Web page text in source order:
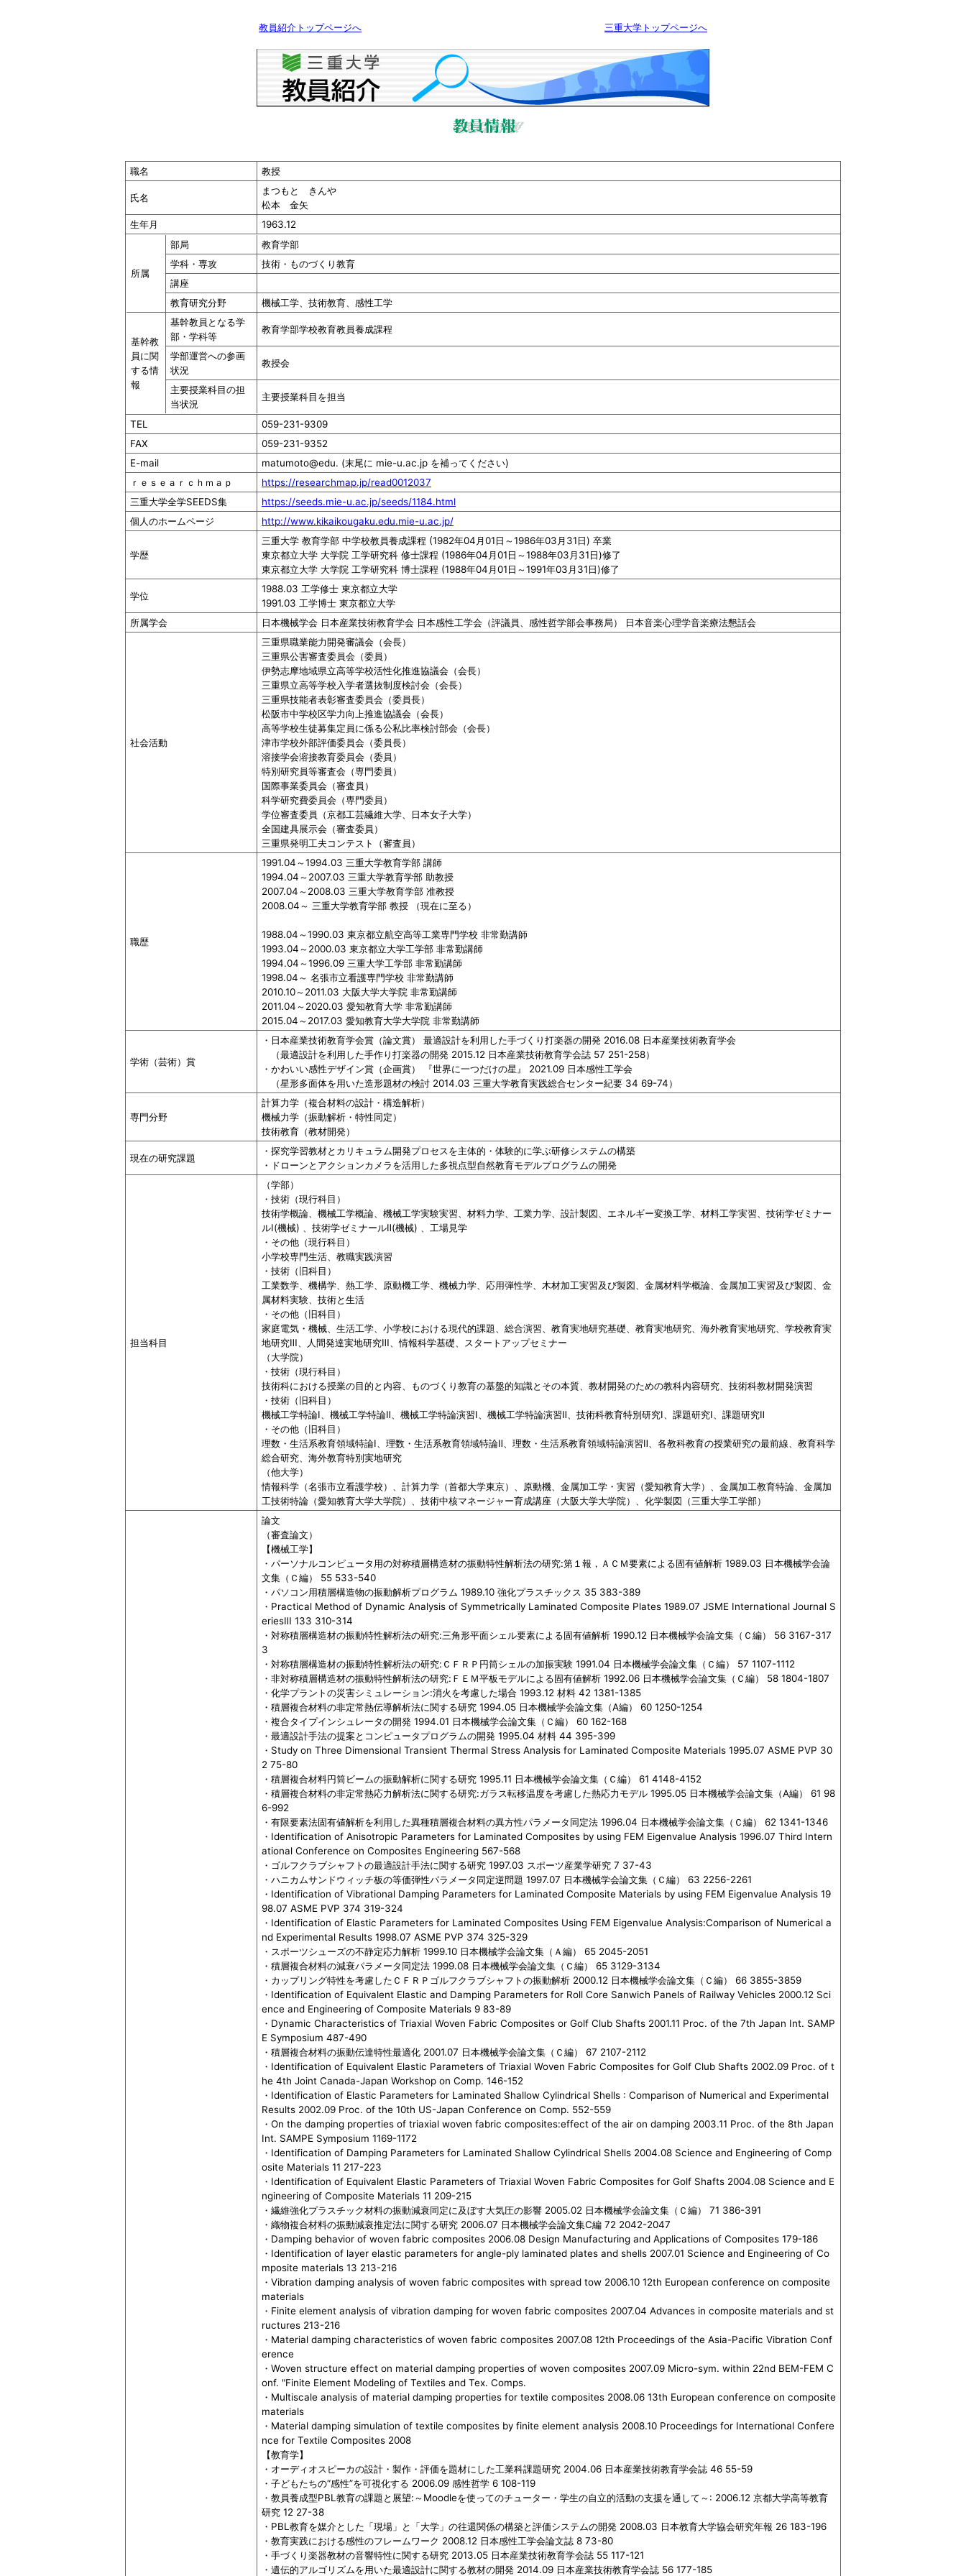
教員紹介トップページへ 三重大学トップページへ
職名 教授
氏名
まつもと きんや
松本 金矢
生年月
1963.12
所属
部局
教育学部
学科・専攻
技術・ものづくり教育
講座
教育研究分野
機械工学、技術教育、感性工学
基幹教
員に関
する情
報
基幹教員となる学
部・学科等
教育学部学校教育教員養成課程
学部運営への参画
状況
教授会
主要授業科目の担
当状況
主要授業科目を担当
TEL
059-231-9309
FAX
059-231-9352
E-mail
matumoto@edu. (末尾に mie-u.ac.jp を補ってください)
ｒｅｓｅａｒｃｈｍａｐ
https://researchmap.jp/read0012037
三重大学全学SEEDS集
https://seeds.mie-u.ac.jp/seeds/1184.html
個人のホームページ
http://www.kikaikougaku.edu.mie-u.ac.jp/
学歴
三重大学 教育学部 中学校教員養成課程 (1982年04月01日～1986年03月31日) 卒業
東京都立大学 大学院 工学研究科 修士課程 (1986年04月01日～1988年03月31日)修了
東京都立大学 大学院 工学研究科 博士課程 (1988年04月01日～1991年03月31日)修了
学位
1988.03 工学修士 東京都立大学
1991.03 工学博士 東京都立大学
所属学会
日本機械学会 日本産業技術教育学会 日本感性工学会（評議員、感性哲学部会事務局） 日本音楽心理学音楽療法懇話会
社会活動
三重県職業能力開発審議会（会長）
三重県公害審査委員会（委員）
伊勢志摩地域県立高等学校活性化推進協議会（会長）
三重県立高等学校入学者選抜制度検討会（会長）
三重県技能者表彰審査委員会（委員長）
松阪市中学校区学力向上推進協議会（会長）
高等学校生徒募集定員に係る公私比率検討部会（会長）
津市学校外部評価委員会（委員長）
溶接学会溶接教育委員会（委員）
特別研究員等審査会（専門委員）
国際事業委員会（審査員）
科学研究費委員会（専門委員）
学位審査委員（京都工芸繊維大学、日本女子大学）
全国建具展示会（審査委員）
三重県発明工夫コンテスト（審査員）
職歴
1991.04～1994.03 三重大学教育学部 講師
1994.04～2007.03 三重大学教育学部 助教授
2007.04～2008.03 三重大学教育学部 准教授
2008.04～ 三重大学教育学部 教授 （現在に至る）
1988.04～1990.03 東京都立航空高等工業専門学校 非常勤講師
1993.04～2000.03 東京都立大学工学部 非常勤講師
1994.04～1996.09 三重大学工学部 非常勤講師
1998.04～ 名張市立看護専門学校 非常勤講師
2010.10～2011.03 大阪大学大学院 非常勤講師
2011.04～2020.03 愛知教育大学 非常勤講師
2015.04～2017.03 愛知教育大学大学院 非常勤講師
学術（芸術）賞
・日本産業技術教育学会賞（論文賞） 最適設計を利用した手づくり打楽器の開発 2016.08 日本産業技術教育学会
（最適設計を利用した手作り打楽器の開発 2015.12 日本産業技術教育学会誌 57 251-258）
・かわいい感性デザイン賞（企画賞） 『世界に一つだけの星』 2021.09 日本感性工学会
（星形多面体を用いた造形題材の検討 2014.03 三重大学教育実践総合センター紀要 34 69-74）
専門分野
計算力学（複合材料の設計・構造解析）
機械力学（振動解析・特性同定）
技術教育（教材開発）
現在の研究課題
・探究学習教材とカリキュラム開発プロセスを主体的・体験的に学ぶ研修システムの構築
・ドローンとアクションカメラを活用した多視点型自然教育モデルプログラムの開発
担当科目
（学部）
・技術（現行科目）
技術学概論、機械工学概論、機械工学実験実習、材料力学、工業力学、設計製図、エネルギー変換工学、材料工学実習、技術学ゼミナー
ルⅠ(機械) 、技術学ゼミナールⅡ(機械) 、工場見学
・その他（現行科目）
小学校専門生活、教職実践演習
・技術（旧科目）
工業数学、機構学、熱工学、原動機工学、機械力学、応用弾性学、木材加工実習及び製図、金属材料学概論、金属加工実習及び製図、金
属材料実験、技術と生活
・その他（旧科目）
家庭電気・機械、生活工学、小学校における現代的課題、総合演習、教育実地研究基礎、教育実地研究、海外教育実地研究、学校教育実
地研究Ⅲ、人間発達実地研究Ⅲ、情報科学基礎、スタートアップセミナー
（大学院）
・技術（現行科目）
技術科における授業の目的と内容、ものづくり教育の基盤的知識とその本質、教材開発のための教科内容研究、技術科教材開発演習
・技術（旧科目）
機械工学特論Ⅰ、機械工学特論Ⅱ、機械工学特論演習Ⅰ、機械工学特論演習Ⅱ、技術科教育特別研究Ⅰ、課題研究Ⅰ、課題研究Ⅱ
・その他（旧科目）
理数・生活系教育領域特論Ⅰ、理数・生活系教育領域特論Ⅱ、理数・生活系教育領域特論演習Ⅱ、各教科教育の授業研究の最前線、教育科学
総合研究、海外教育特別実地研究
（他大学）
情報科学（名張市立看護学校）、計算力学（首都大学東京）、原動機、金属加工学・実習（愛知教育大学）、金属加工教育特論、金属加
工技術特論（愛知教育大学大学院）、技術中核マネージャー育成講座（大阪大学大学院）、化学製図（三重大学工学部）
論文
（審査論文）
【機械工学】
・パーソナルコンピュータ用の対称積層構造材の振動特性解析法の研究:第１報，ＡＣＭ要素による固有値解析 1989.03 日本機械学会論
文集（Ｃ編） 55 533-540
・パソコン用積層構造物の振動解析プログラム 1989.10 強化プラスチックス 35 383-389
・Practical Method of Dynamic Analysis of Symmetrically Laminated Composite Plates 1989.07 JSME International Journal S
eriesⅢ 133 310-314
・対称積層構造材の振動特性解析法の研究:三角形平面シェル要素による固有値解析 1990.12 日本機械学会論文集（Ｃ編） 56 3167-317
3
・対称積層構造材の振動特性解析法の研究:ＣＦＲＰ円筒シェルの加振実験 1991.04 日本機械学会論文集（Ｃ編） 57 1107-1112
・非対称積層構造材の振動特性解析法の研究:ＦＥＭ平板モデルによる固有値解析 1992.06 日本機械学会論文集（Ｃ編） 58 1804-1807
・化学プラントの災害シミュレーション:消火を考慮した場合 1993.12 材料 42 1381-1385
・積層複合材料の非定常熱伝導解析法に関する研究 1994.05 日本機械学会論文集（A編） 60 1250-1254
・複合タイプインシュレータの開発 1994.01 日本機械学会論文集（Ｃ編） 60 162-168
・最適設計手法の提案とコンピュータプログラムの開発 1995.04 材料 44 395-399
・Study on Three Dimensional Transient Thermal Stress Analysis for Laminated Composite Materials 1995.07 ASME PVP 30
2 75-80
・積層複合材料円筒ビームの振動解析に関する研究 1995.11 日本機械学会論文集（Ｃ編） 61 4148-4152
・積層複合材料の非定常熱応力解析法に関する研究:ガラス転移温度を考慮した熱応力モデル 1995.05 日本機械学会論文集（A編） 61 98
6-992
・有限要素法固有値解析を利用した異種積層複合材料の異方性パラメータ同定法 1996.04 日本機械学会論文集（Ｃ編） 62 1341-1346
・Identification of Anisotropic Parameters for Laminated Composites by using FEM Eigenvalue Analysis 1996.07 Third Intern
ational Conference on Composites Engineering 567-568
・ゴルフクラブシャフトの最適設計手法に関する研究 1997.03 スポーツ産業学研究 7 37-43
・ハニカムサンドウィッチ板の等価弾性パラメータ同定逆問題 1997.07 日本機械学会論文集（Ｃ編） 63 2256-2261
・Identification of Vibrational Damping Parameters for Laminated Composite Materials by using FEM Eigenvalue Analysis 19
98.07 ASME PVP 374 319-324
・Identification of Elastic Parameters for Laminated Composites Using FEM Eigenvalue Analysis:Comparison of Numerical a
nd Experimental Results 1998.07 ASME PVP 374 325-329
・スポーツシューズの不静定応力解析 1999.10 日本機械学会論文集（Ａ編） 65 2045-2051
・積層複合材料の減衰パラメータ同定法 1999.08 日本機械学会論文集（Ｃ編） 65 3129-3134
・カップリング特性を考慮したＣＦＲＰゴルフクラブシャフトの振動解析 2000.12 日本機械学会論文集（Ｃ編） 66 3855-3859
・Identification of Equivalent Elastic and Damping Parameters for Roll Core Sanwich Panels of Railway Vehicles 2000.12 Sci
ence and Engineering of Composite Materials 9 83-89
・Dynamic Characteristics of Triaxial Woven Fabric Composites or Golf Club Shafts 2001.11 Proc. of the 7th Japan Int. SAMP
E Symposium 487-490
・積層複合材料の振動伝達特性最適化 2001.07 日本機械学会論文集（Ｃ編） 67 2107-2112
・Identification of Equivalent Elastic Parameters of Triaxial Woven Fabric Composites for Golf Club Shafts 2002.09 Proc. of t
he 4th Joint Canada-Japan Workshop on Comp. 146-152
・Identification of Elastic Parameters for Laminated Shallow Cylindrical Shells : Comparison of Numerical and Experimental
Results 2002.09 Proc. of the 10th US-Japan Conference on Comp. 552-559
・On the damping properties of triaxial woven fabric composites:effect of the air on damping 2003.11 Proc. of the 8th Japan
Int. SAMPE Symposium 1169-1172
・Identification of Damping Parameters for Laminated Shallow Cylindrical Shells 2004.08 Science and Engineering of Comp
osite Materials 11 217-223
・Identification of Equivalent Elastic Parameters of Triaxial Woven Fabric Composites for Golf Shafts 2004.08 Science and E
ngineering of Composite Materials 11 209-215
・繊維強化プラスチック材料の振動減衰同定に及ぼす大気圧の影響 2005.02 日本機械学会論文集（Ｃ編） 71 386-391
・織物複合材料の振動減衰推定法に関する研究 2006.07 日本機械学会論文集C編 72 2042-2047
・Damping behavior of woven fabric composites 2006.08 Design Manufacturing and Applications of Composites 179-186
・Identification of layer elastic parameters for angle-ply laminated plates and shells 2007.01 Science and Engineering of Co
mposite materials 13 213-216
・Vibration damping analysis of woven fabric composites with spread tow 2006.10 12th European conference on composite
materials
・Finite element analysis of vibration damping for woven fabric composites 2007.04 Advances in composite materials and st
ructures 213-216
・Material damping characteristics of woven fabric composites 2007.08 12th Proceedings of the Asia-Pacific Vibration Conf
erence
・Woven structure effect on material damping properties of woven composites 2007.09 Micro-sym. within 22nd BEM-FEM C
onf. "Finite Element Modeling of Textiles and Tex. Comps.
・Multiscale analysis of material damping properties for textile composites 2008.06 13th European conference on composite
materials
・Material damping simulation of textile composites by finite element analysis 2008.10 Proceedings for International Confere
nce for Textile Composites 2008
【教育学】
・オーディオスピーカの設計・製作・評価を題材にした工業科課題研究 2004.06 日本産業技術教育学会誌 46 55-59
・子どもたちの“感性”を可視化する 2006.09 感性哲学 6 108-119
・教員養成型PBL教育の課題と展望:～Moodleを使ってのチューター・学生の自立的活動の支援を通して～: 2006.12 京都大学高等教育
研究 12 27-38
・PBL教育を媒介とした「現場」と「大学」の往還関係の構築と評価システムの開発 2008.03 日本教育大学協会研究年報 26 183-196
・教育実践における感性のフレームワーク 2008.12 日本感性工学会論文誌 8 73-80
・手づくり楽器教材の音響特性に関する研究 2013.05 日本産業技術教育学会誌 55 117-121
・遺伝的アルゴリズムを用いた最適設計に関する教材の開発 2014.09 日本産業技術教育学会誌 56 177-185